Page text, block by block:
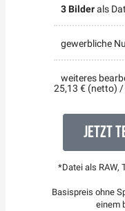
3 Bilderals
gewerbliche
weiteres
25,13 € (netto)
Jetzt
*Datei als RAW,
Basispreis ohne
einem